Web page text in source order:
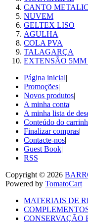
CANTO
NUVEM
GELTEX LISO
AGULHA
COLA PVA
TALAGARÇA
EXTENSÃO
Página inicial|
Promoções|
Novos produtos|
A minha conta|
A minha lista de
Conteúdo do
Finalizar compras|
Contacte-nos|
Guest Book|
RSS
Copyright © 2026
Powered by TomatoCart
MATERIAIS DE
CONSERVAÇÃO